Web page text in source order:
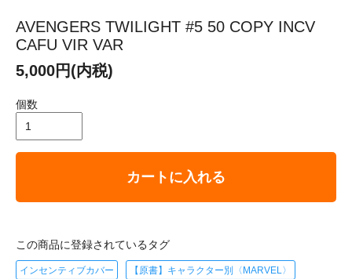
AVENGERS TWILIGHT #5 50 COPY INCV
CAFU VIR VAR
5,000円(内税)
個数
カートに入れる
この商品に登録されているタグ
インセンティブカバー 【原書】キャラクター別〈MARVEL〉